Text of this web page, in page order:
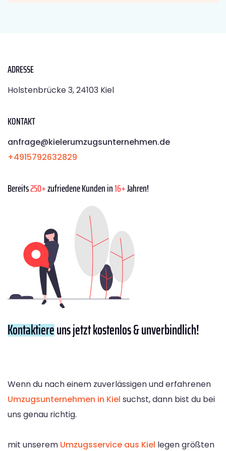
ADRESSE
Holstenbrücke 3, 24103 Kiel
KONTAKT
anfrage@kielerumzugsunternehmen.de
+4915792632829
Bereits250+zufriedene Kunden in16+Jahren!
Kontaktiereuns jetzt kostenlos & unverbindlich!
Wenn du nach einem zuverlässigen und erfahrenen
Umzugsunternehmen in Kiel suchst, dann bist du bei
uns genau richtig.
mit unserem Umzugsservice aus Kiel legen größten